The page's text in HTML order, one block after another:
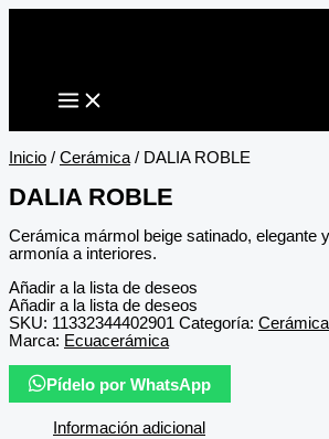
Ir
Inicio / Cerámica / DALIA ROBLE
DALIA ROBLE
Cerámica mármol beige satinado, elegante
armonía a interiores.
Añadir a la lista de deseos
Añadir a la lista de deseos
SKU: 11332344402901 Categoría: Cerámica
Marca: Ecuacerámica
Pídelo por WhatsApp
Información adicional